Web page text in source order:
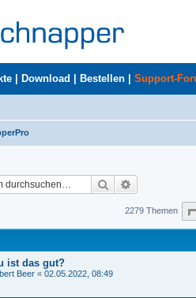
Download Bestellen Support-
Suche
2279 Themen
ist das gut?
Beer « 02.05.2022, 08:49